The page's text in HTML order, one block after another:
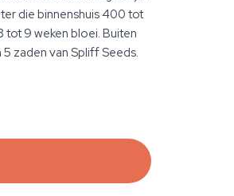
die binnenshuis 400 tot
tot 9 weken bloei. Buiten
5 zaden van Spliff Seeds.